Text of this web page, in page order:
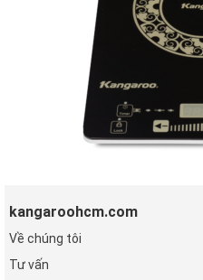
kangaroohcm.com
Về chúng tôi
Tư vấn